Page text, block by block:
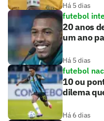
Há 5 dias
futebol
20 anos
um ano
Há 5 dias
futebol
10 ou
dilema
Há 6 dias